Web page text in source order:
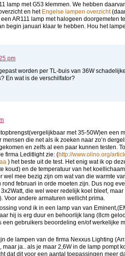
lamp met G53 klemmen. We hebben
en het Engelse lampen overzicht
AR111 lamp met halogeen doorgemeten
begin januari klaar te hebben. Hou het
pm
worden per TL-buis van 36W
En wat is de verschilfator?
met 35-50W)en een
mensen die net als ik zoeken naar zo’n
en zelfs al een paar kunnen testen.
firma Leditlight zie: (http://www.olino.org/
) het beste uit de test. Het enig wat ik op
koud) en de temperatuur van het
wel mee bezig zijn om wat van die warmte
rond februari in orde moeten zijn. Dus nog
die wel weer redelijk koel bleef,
Voor andere armaturen wellicht prima.
vond ik in een lamp van van
hij is erg duur en behoorlijk lang (8cm
een gebruikers beoordeling en/of werkelijke
de lampen van de firma Nexxus Lighting
maar ja.. als je maar 2,6W in de lamp pompt
dat dit voor een aantal toepassingen meer